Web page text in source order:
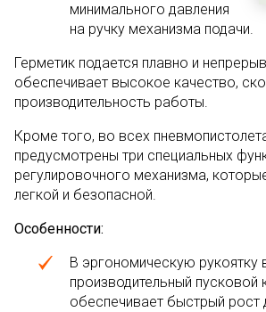
минимального давления
на ручку механизма подачи.
Герметик подается плавно и
обеспечивает высокое качество,
производительность работы.
Кроме того, во всех
предусмотрены три специальных
регулировочного механизма,
легкой и безопасной.
Особенности:
В эргономическую рукоятку
производительный пусковой
обеспечивает быстрый рост